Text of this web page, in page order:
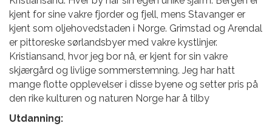
kjent for sine vakre fjorder og fjell, mens Stavanger er
kjent som oljehovedstaden i Norge. Grimstad og Arendal
er pittoreske sørlandsbyer med vakre kystlinjer.
Kristiansand, hvor jeg bor nå, er kjent for sin vakre
skjærgård og livlige sommerstemning. Jeg har hatt
mange flotte opplevelser i disse byene og setter pris på
den rike kulturen og naturen Norge har å tilby
Utdanning: